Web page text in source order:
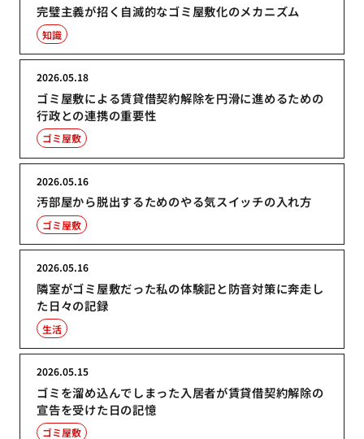
完璧主義が招く自滅的なゴミ屋敷化のメカニズム
知識
ゴミ屋敷による賃貸借契約解除を円滑に進めるための
行政との連携の重要性
2026.05.18
ゴミ屋敷
汚部屋から脱出するためのやる気スイッチの入れ方
2026.05.16
ゴミ屋敷
隣室がゴミ屋敷だった私の体験記と防音対策に奔走し
た日々の記録
2026.05.16
生活
ゴミを溜め込んでしまった入居者が賃貸借契約解除の
宣告を受けた日の記憶
2026.05.15
ゴミ屋敷